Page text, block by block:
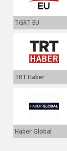
TGRT EU
TRT Haber
Haber Global